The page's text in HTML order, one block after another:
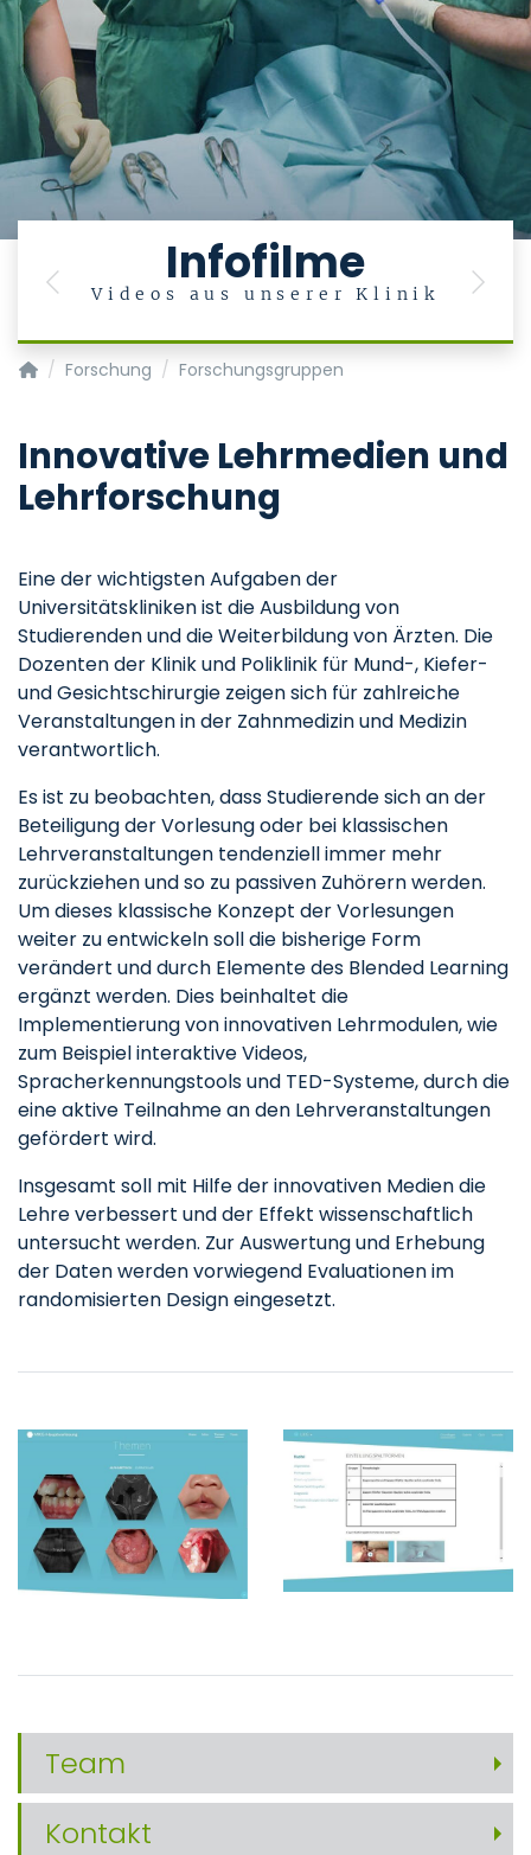
Infofilme
Videos aus unserer Klinik
Previous Next
Klinik und Poliklinik für Mund-, Kiefer- und Gesichtschirurgie
Forschung Forschungsgruppen
Innovative Lehrmedien und
Lehrforschung
Eine der wichtigsten Aufgaben der
Universitätskliniken ist die Ausbildung von
Studierenden und die Weiterbildung von Ärzten. Die
Dozenten der Klinik und Poliklinik für Mund-, Kiefer-
und Gesichtschirurgie zeigen sich für zahlreiche
Veranstaltungen in der Zahnmedizin und Medizin
verantwortlich.
Es ist zu beobachten, dass Studierende sich an der
Beteiligung der Vorlesung oder bei klassischen
Lehrveranstaltungen tendenziell immer mehr
zurückziehen und so zu passiven Zuhörern werden.
Um dieses klassische Konzept der Vorlesungen
weiter zu entwickeln soll die bisherige Form
verändert und durch Elemente des Blended Learning
ergänzt werden. Dies beinhaltet die
Implementierung von innovativen Lehrmodulen, wie
zum Beispiel interaktive Videos,
Spracherkennungstools und TED-Systeme, durch die
eine aktive Teilnahme an den Lehrveranstaltungen
gefördert wird.
Insgesamt soll mit Hilfe der innovativen Medien die
Lehre verbessert und der Effekt wissenschaftlich
untersucht werden. Zur Auswertung und Erhebung
der Daten werden vorwiegend Evaluationen im
randomisierten Design eingesetzt.
Team
Kontakt